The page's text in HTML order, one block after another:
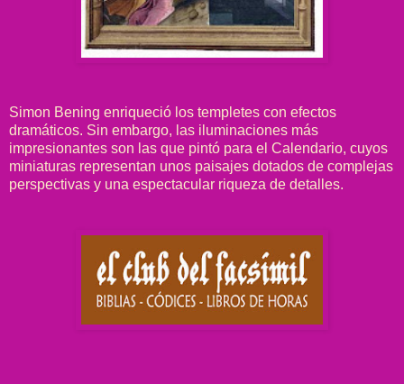
Simon Bening enriqueció los templetes con efectos
dramáticos. Sin embargo, las iluminaciones más
impresionantes son las que pintó para el Calendario, cuyos
miniaturas representan unos paisajes dotados de complejas
perspectivas y una espectacular riqueza de detalles.